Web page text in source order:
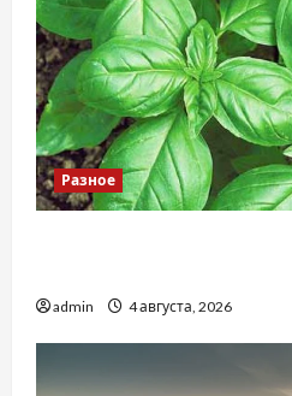
Разное
admin 4 августа, 2026